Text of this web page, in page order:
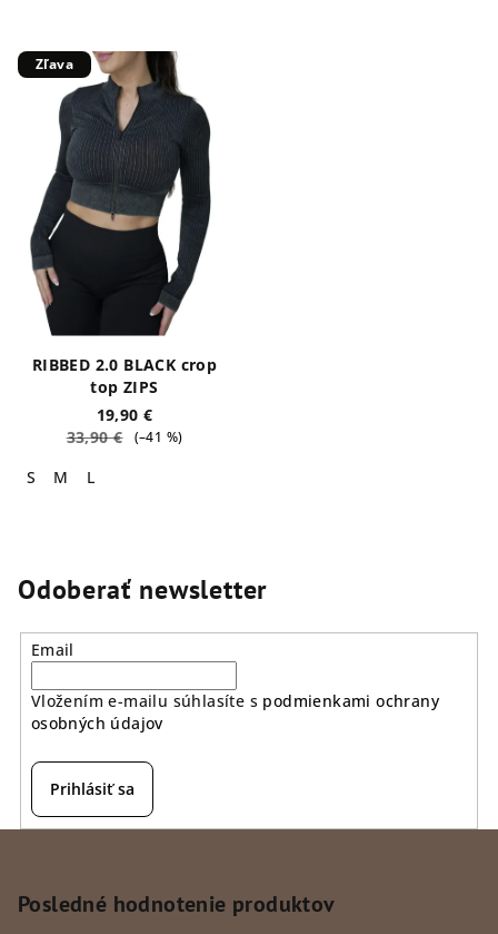
Zľava
RIBBED 2.0 BLACK crop
top ZIPS
19,90 €
33,90 €
(–41 %)
S M L
Odoberať newsletter
Email
Vložením e-mailu súhlasíte s podmienkami ochrany
osobných údajov
Prihlásiť sa
Posledné hodnotenie produktov